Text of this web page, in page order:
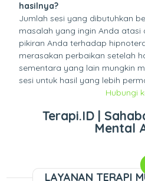
hasilnya?
Jumlah sesi yang dibutuhkan
masalah yang ingin Anda atasi
pikiran Anda terhadap
merasakan perbaikan setelah
sementara yang lain mungkin
sesi untuk hasil yang lebih
Hubungi
Terapi.ID |
Mental
LAYANAN TERAPI